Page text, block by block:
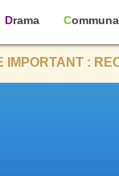
Drama
IMPORTANT :